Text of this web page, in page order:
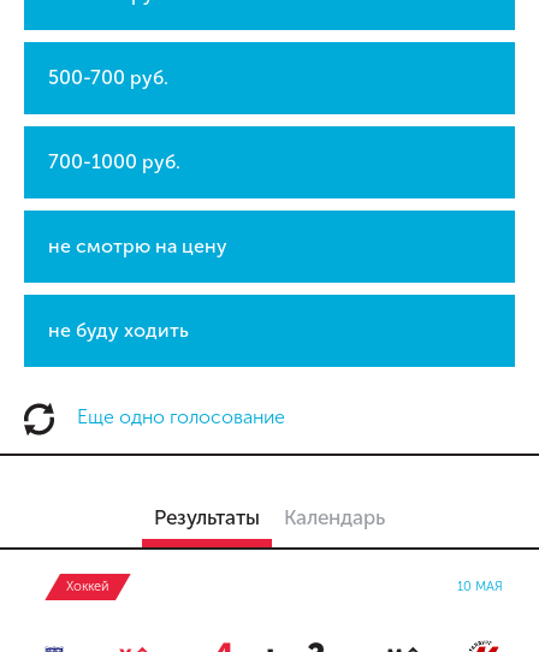
500-700 руб.
700-1000 руб.
не смотрю на цену
не буду ходить
Еще одно голосование
Результаты Календарь
Хоккей 10 МАЯ